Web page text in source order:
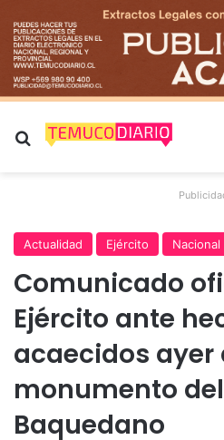
Buscar por
Actualidad Ejército Nacional
Comunicado
Ejército ante
acaecidos ayer
monumento
Baquedano